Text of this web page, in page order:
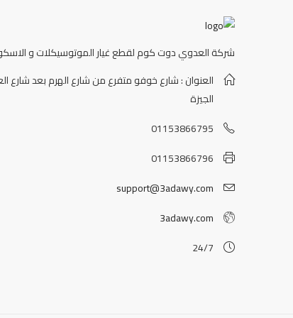
شركة العدوي دوت كوم لقطع غيار الموتوسيكلات و
العنوان : شارع خوفو متفرع من شارع الهرم بعد شارع
الجيزة
01153866795
01153866796
support@3adawy.com
3adawy.com
24/7